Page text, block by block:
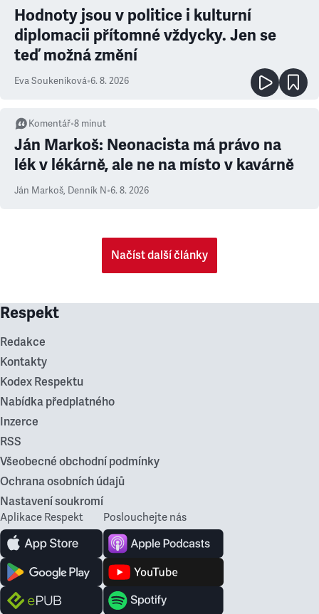
Hodnoty jsou v politice i kulturní
diplomacii přítomné vždycky. Jen se
teď možná změní
Eva Soukeníková•6. 8. 2026
Komentář•8 minut
Ján Markoš: Neonacista má právo na
lék v lékárně, ale ne na místo v kavárně
Ján Markoš, Denník N•6. 8. 2026
Načíst další články
Respekt
Redakce
Kontakty
Kodex Respektu
Nabídka předplatného
Inzerce
RSS
Všeobecné obchodní podmínky
Ochrana osobních údajů
Nastavení soukromí
Aplikace Respekt Poslouchejte nás